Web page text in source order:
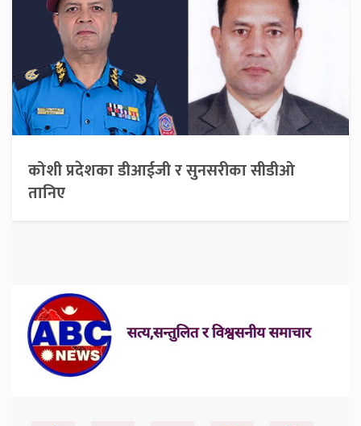
कोशी प्रदेशका डीआईजी र सुनसरीका सीडीओ
तानिए